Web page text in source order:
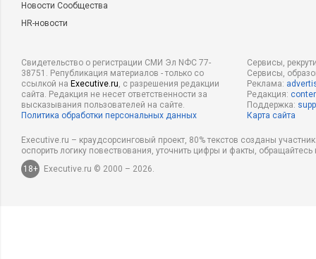
Новости Сообщества
HR-новости
Свидетельство о регистрации СМИ Эл NФС 77-
38751. Републикация материалов - только со
ссылкой на Executive.ru, с разрешения редакции
сайта. Редакция не несет ответственности за
высказывания пользователей на сайте.
Политика обработки персональных данных
Сервисы,
Сервисы,
Реклама:
Редакция:
Поддержка:
Карта сайта
Executive.ru – краудсорсинговый проект, 80% текстов созданы
оспорить логику повествования, уточнить цифры и факты,
18+
Executive.ru © 2000 – 2026.